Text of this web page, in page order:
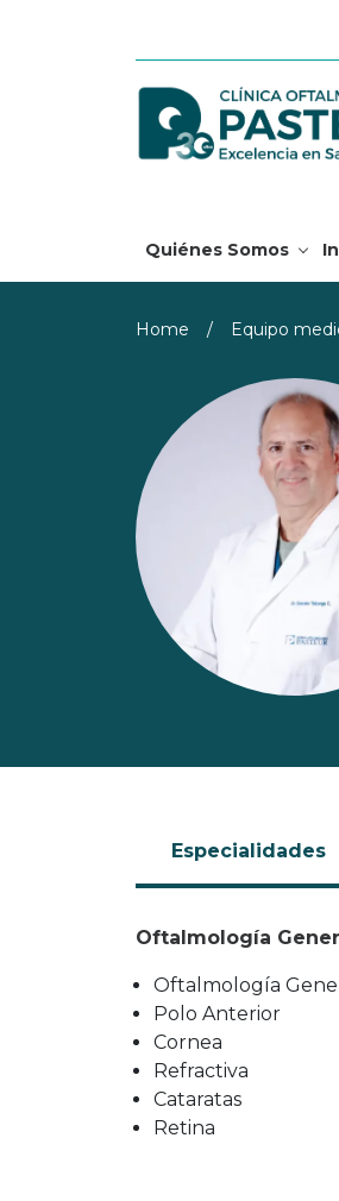
Quiénes Somos
Home / Equipo
Especialidades
Oftalmología
Oftalmología
Polo Anterior
Cornea
Refractiva
Cataratas
Retina